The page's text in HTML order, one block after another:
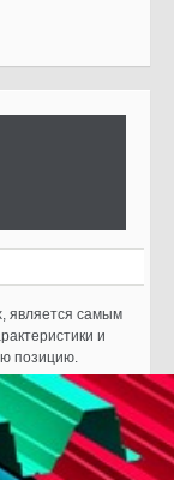
является самым
и
позицию.